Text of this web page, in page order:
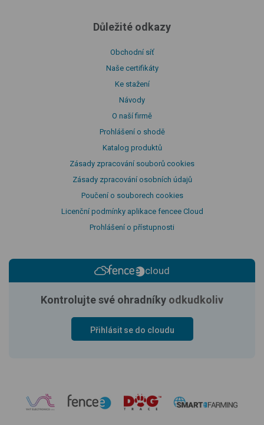
Důležité odkazy
Obchodní síť
Naše certifikáty
Ke stažení
Návody
O naší firmě
Prohlášení o shodě
Katalog produktů
Zásady zpracování souborů cookies
Zásady zpracování osobních údajů
Poučení o souborech cookies
Licenční podmínky aplikace fencee Cloud
Prohlášení o přístupnosti
cloud
Kontrolujte své ohradníky odkudkoliv
Přihlásit se do cloudu